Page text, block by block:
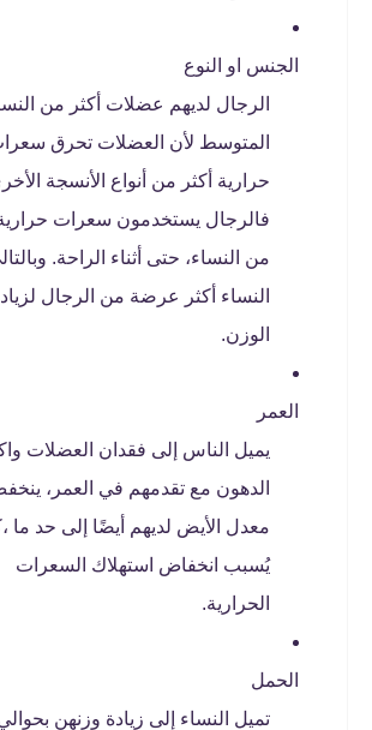
الجنس او النوع
الرجال لديهم عضلات أكثر من
المتوسط لأن العضلات تحرق
حرارية أكثر من أنواع الأنسجة
فالرجال يستخدمون سعرات حرارية
من النساء، حتى أثناء الراحة.
النساء أكثر عرضة من الرجال
الوزن.
العمر
يميل الناس إلى فقدان العضلات
الدهون مع تقدمهم في العمر،
معدل الأيض لديهم أيضًا إلى حد ما
يُسبب انخفاض استهلاك السعرات
الحرارية.
الحمل